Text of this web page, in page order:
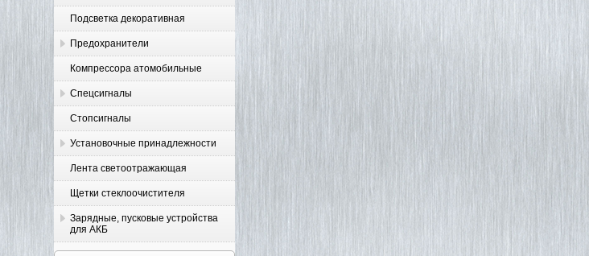
Подсветка декоративная
Предохранители
Компрессора атомобильные
Спецсигналы
Стопсигналы
Установочные принадлежности
Лента светоотражающая
Щетки стеклоочистителя
Зарядные, пусковые устройства
для АКБ